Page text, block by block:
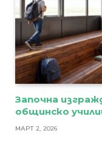
Започна
общинско
МАРТ 2, 2026